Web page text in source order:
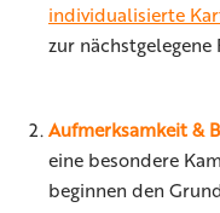
individualisierte
zur
Aufmerksamkeit &
eine besondere
beginnen den